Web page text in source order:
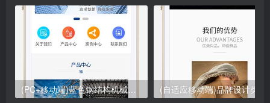
(PC+移动端)蓝色钢结构机械五金网站pbootcms模板 营销型工程建筑基建网站源码下载